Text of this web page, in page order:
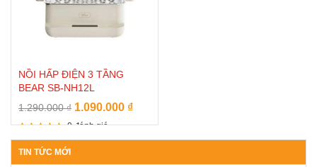
NỒI HẤP ĐIỆN 3 TẦNG
BEAR SB-NH12L
1.290.000₫ Original
price
1.090.000 ₫Current
out of 5
0đánh giá
TIN TỨC MỚI